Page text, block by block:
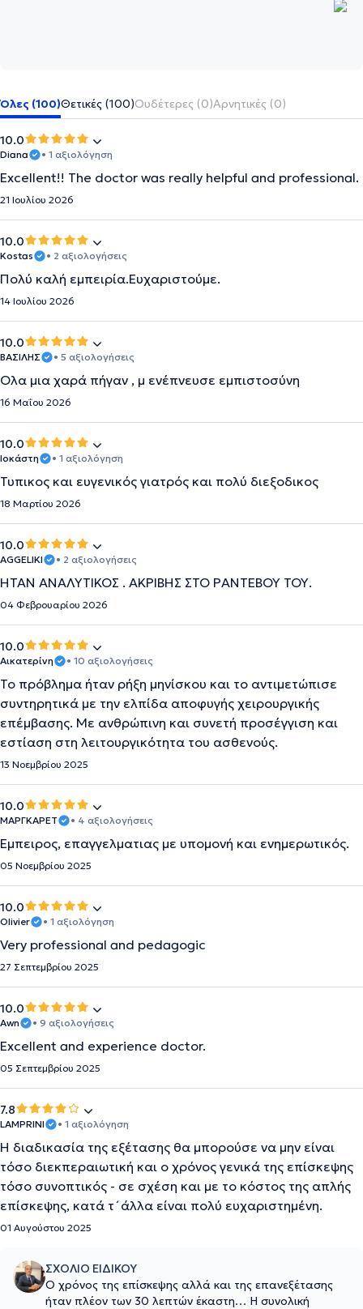
Όλες (100)Θετικές (100)Ουδέτερες (0)Αρνητικές (0)
10.0
Diana • 1 αξιολόγηση
Excellent!! The doctor was really helpful and professional.
21 Ιουλίου 2026
10.0
Kostas • 2 αξιολογήσεις
Πολύ καλή εμπειρία.Ευχαριστούμε.
14 Ιουλίου 2026
10.0
ΒΑΣΙΛΗΣ • 5 αξιολογήσεις
Ολα μια χαρά πήγαν , μ ενέπνευσε εμπιστοσύνη
16 Μαΐου 2026
10.0
Ιοκάστη • 1 αξιολόγηση
Τυπικος και ευγενικός γιατρός και πολύ διεξοδικος
18 Μαρτίου 2026
10.0
AGGELIKI • 2 αξιολογήσεις
ΗΤΑΝ ΑΝΑΛΥΤΙΚΟΣ . ΑΚΡΙΒΗΣ ΣΤΟ ΡΑΝΤΕΒΟΥ ΤΟΥ.
04 Φεβρουαρίου 2026
10.0
Αικατερίνη • 10 αξιολογήσεις
Το πρόβλημα ήταν ρήξη μηνίσκου και το αντιμετώπισε
συντηρητικά με την ελπίδα αποφυγής χειρουργικής
επέμβασης. Με ανθρώπινη και συνετή προσέγγιση και
εστίαση στη λειτουργικότητα του ασθενούς.
13 Νοεμβρίου 2025
10.0
ΜΆΡΓΚΑΡΕΤ • 4 αξιολογήσεις
Εμπειρος, επαγγελματιας με υπομονή και ενημερωτικός.
05 Νοεμβρίου 2025
10.0
Olivier • 1 αξιολόγηση
Very professional and pedagogic
27 Σεπτεμβρίου 2025
10.0
Awn • 9 αξιολογήσεις
Excellent and experience doctor.
05 Σεπτεμβρίου 2025
7.8
LAMPRINI • 1 αξιολόγηση
Η διαδικασία της εξέτασης θα μπορούσε να μην είναι
τόσο διεκπεραιωτική και ο χρόνος γενικά της επίσκεψης
τόσο συνοπτικός - σε σχέση και με το κόστος της απλής
επίσκεψης, κατά τ´άλλα είναι πολύ ευχαριστημένη.
01 Αυγούστου 2025
ΣΧΟΛΙΟ ΕΙΔΙΚΟΥ
Ο χρόνος της επίσκεψης αλλά και της επανεξέτασης
ήταν πλέον των 30 λεπτών έκαστη… Η συνολική